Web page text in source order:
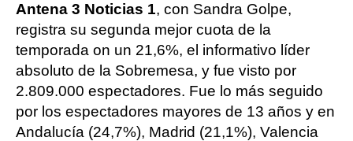
Antena 3 Noticias 1, con Sandra Golpe,
registra su segunda mejor cuota de la
temporada on un 21,6%, el informativo líder
absoluto de la Sobremesa, y fue visto por
2.809.000 espectadores. Fue lo más seguido
por los espectadores mayores de 13 años y en
Andalucía (24,7%), Madrid (21,1%), Valencia